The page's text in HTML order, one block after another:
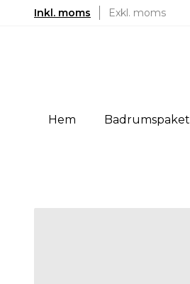
Inkl. moms Exkl. moms
Hem Badrumspaket